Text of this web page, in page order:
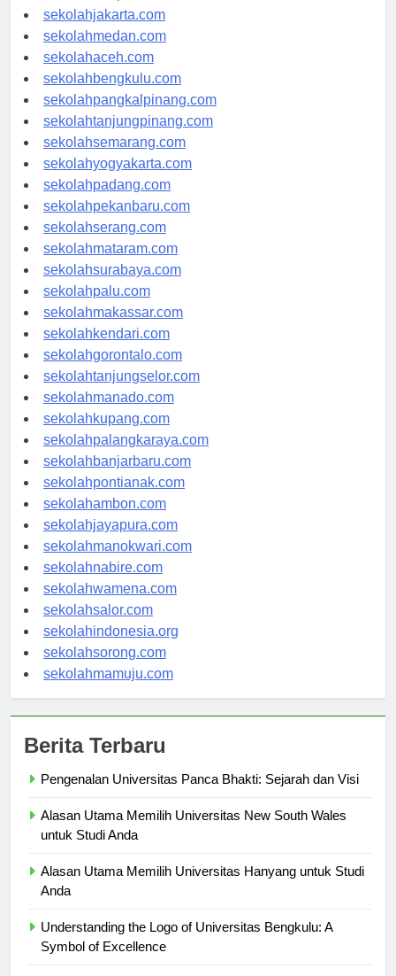
sekolahdenpasar.com
sekolahjakarta.com
sekolahmedan.com
sekolahaceh.com
sekolahbengkulu.com
sekolahpangkalpinang.com
sekolahtanjungpinang.com
sekolahsemarang.com
sekolahyogyakarta.com
sekolahpadang.com
sekolahpekanbaru.com
sekolahserang.com
sekolahmataram.com
sekolahsurabaya.com
sekolahpalu.com
sekolahmakassar.com
sekolahkendari.com
sekolahgorontalo.com
sekolahtanjungselor.com
sekolahmanado.com
sekolahkupang.com
sekolahpalangkaraya.com
sekolahbanjarbaru.com
sekolahpontianak.com
sekolahambon.com
sekolahjayapura.com
sekolahmanokwari.com
sekolahnabire.com
sekolahwamena.com
sekolahsalor.com
sekolahindonesia.org
sekolahsorong.com
Berita Terbaru
Alasan Utama Memilih Universitas New South Wales
Alasan Utama Memilih Universitas Hanyang untuk Studi
Understanding the Logo of Universitas Bengkulu: A